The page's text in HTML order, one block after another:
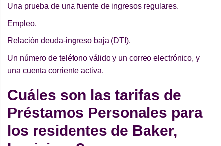
Una prueba de una fuente de ingresos regulares.
Empleo.
Relación deuda-ingreso baja (DTI).
Un número de teléfono válido y un correo electrónico, y
una cuenta corriente activa.
Cuáles son las tarifas de
Préstamos Personales para
los residentes de Baker,